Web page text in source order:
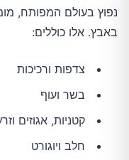
נפוץ בעולם המפותח,
באבץ. אלו כוללים:
צדפות ורכיכות
בשר ועוף
קטניות, אגוזים
חלב ויוגורט